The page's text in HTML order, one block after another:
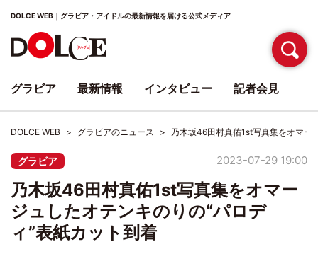
DOLCE WEB｜グラビア・アイドルの最新情報を届ける公式メディア
DOLCE WEB グラビアのニュース 乃木坂46田村真佑1st写真集をオマー
グラビア 2023-07-29 19:00
乃木坂46田村真佑1st写真集をオマー
ジュしたオテンキのりの“パロデ
ィ”表紙カット到着
グラビア 最新情報 インタビュー 記者会見